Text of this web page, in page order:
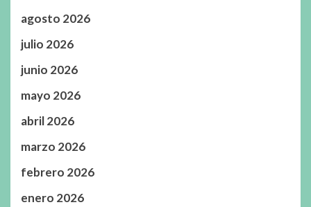
agosto 2026
julio 2026
junio 2026
mayo 2026
abril 2026
marzo 2026
febrero 2026
enero 2026